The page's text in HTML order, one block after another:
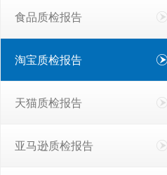
食品质检报告
淘宝质检报告
天猫质检报告
亚马逊质检报告